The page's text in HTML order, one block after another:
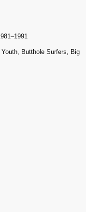
Butthole Surfers, Big